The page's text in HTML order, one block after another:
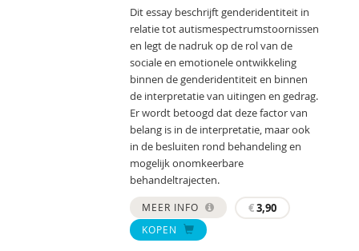
Dit essay beschrijft genderidentiteit in
relatie tot autismespectrumstoornissen
en legt de nadruk op de rol van de
sociale en emotionele ontwikkeling
binnen de genderidentiteit en binnen
de interpretatie van uitingen en gedrag.
Er wordt betoogd dat deze factor van
belang is in de interpretatie, maar ook
in de besluiten rond behandeling en
mogelijk onomkeerbare
behandeltrajecten.
MEER INFO €3,90
KOPEN